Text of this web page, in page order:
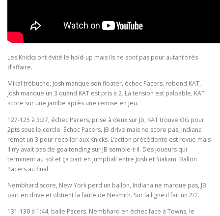
Les Knicks ont évité le hold-up mais ils ne sont pas pour autant tirés
d’affaire.
Mikal trébuche, Josh manque son floater, échec Pacers, rebond KAT,
Josh manque un 3 quand KAT est pris à 2. La tension est palpable, KAT
score sur une jambe après une remise en jeu.
127-125 à 3:27, échec Pacers, prise à deux sur Jb, KAT trouve OG pour
2pts sous le cercle. Échec Pacers, JB drive mais ne score pas, Indiana
remet un 3 pour recoller aux Knicks. L’action précédente est revue mais
il n’y avait pas de goaltending sur JB semble-t-il. Des joueurs qui
terminent au sol et ça part en jumpball entre Josh et Siakam. Ballon
Pacers au final.
Nembhard score, New York perd un ballon, Indiana ne marque pas, JB
part en drive et obtient la faute de Nesmith. Sur la ligne il fait un 2/2.
131-130 à 1:44, balle Pacers. Nembhard en échec face à Towns, le